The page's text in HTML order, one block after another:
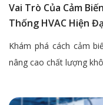
Vai Trò Của Cảm
Thống HVAC Hiện
Khám phá cách cảm
nâng cao chất lượng